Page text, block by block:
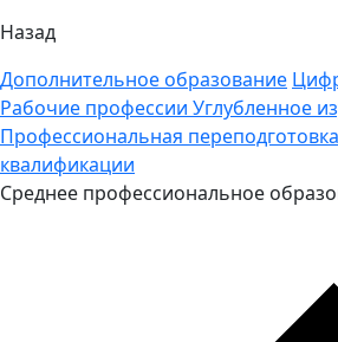
Назад
Дополнительное образование
Рабочие профессии Углубленное
Профессиональная переподготовка
квалификации
Среднее профессиональное